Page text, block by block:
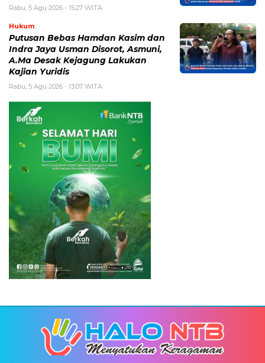
Rabu, 5 Agu 2026 - 15:27 WITA
Hukum
Putusan Bebas Hamdan Kasim dan
Indra Jaya Usman Disorot, Asmuni,
A.Ma Desak Kejagung Lakukan
Kajian Yuridis
Rabu, 5 Agu 2026 - 13:07 WITA